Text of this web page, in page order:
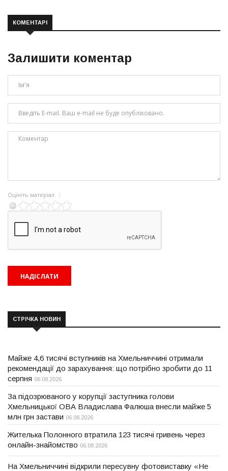
КОМЕНТАРІ
Залишити коментар
Оцініть матеріал
СТРІЧКА НОВИН
Майже 4,6 тисячі вступників на Хмельниччині отримали
рекомендації до зарахування: що потрібно зробити до 11
серпня 06.08.2026
За підозрюваного у корупції заступника голови
Хмельницької ОВА Владислава Фалюша внесли майже 5
млн грн застави 06.08.2026
Жителька Полонного втратила 123 тисячі гривень через
онлайн-знайомство 06.08.2026
На Хмельниччині відкрили пересувну фотовиставку «Не